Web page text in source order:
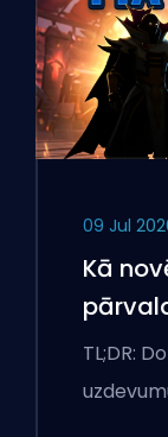
09 Jul
Kā
TL;DR: